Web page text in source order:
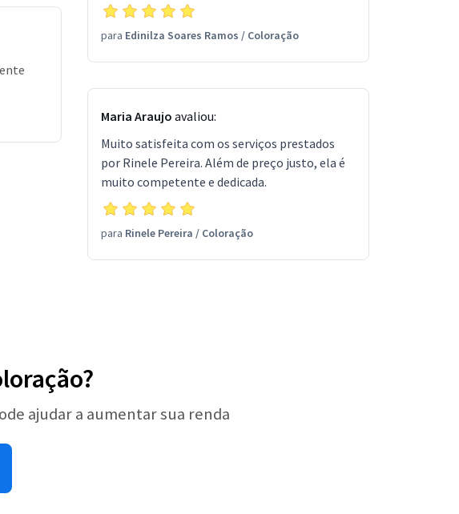
para Edinilza Soares Ramos / Coloração
Maria Araujo avaliou:
Muito satisfeita com os serviços prestados
por Rinele Pereira. Além de preço justo, ela é
muito competente e dedicada.
para Rinele Pereira / Coloração
ajudar a aumentar sua renda